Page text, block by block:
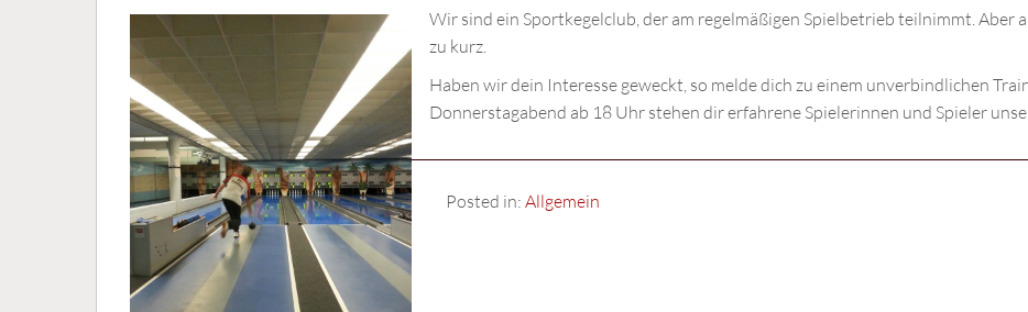
Wir sind ein Sportkegelclub, der am regelmäßigen Spielbetrieb teilnimmt. Aber
zu kurz.
Haben wir dein Interesse geweckt, so melde dich zu einem unverbindlichen
Donnerstagabend ab 18 Uhr stehen dir erfahrene Spielerinnen und Spieler
Posted in: Allgemein